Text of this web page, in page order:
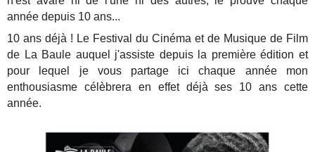
année depuis 10 ans...
10 ans déjà ! Le Festival du Cinéma et de Musique de Film
de La Baule auquel j'assiste depuis la première édition et
pour lequel je vous partage ici chaque année mon
enthousiasme célèbrera en effet déjà ses 10 ans cette
année.